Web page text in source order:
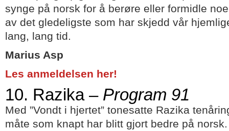
synge på norsk for å berøre eller formidle
av det gledeligste som har skjedd vår
lang, lang tid.
Marius Asp
Les anmeldelsen her!
10. Razika – Program 91
Med ”Vondt i hjertet” tonesatte Razika
måte som knapt har blitt gjort bedre på